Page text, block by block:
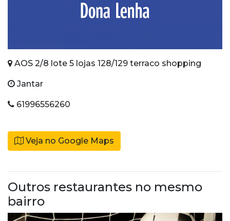
AOS 2/8 lote 5 lojas 128/129 terraco shopping
Jantar
61996556260
Veja no Google Maps
Outros restaurantes no mesmo
bairro